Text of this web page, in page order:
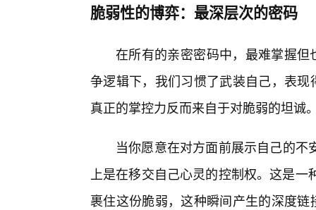
脆弱性的博弈：最深层次的密码
在所有的亲密密码中，最难掌握但
争逻辑下，我们习惯了武装自己，表
真正的掌控力反而来自于对脆弱的坦诚
当你愿意在对方面前展示自己的
上是在移交自己心灵的控制权。这是
裹住这份脆弱，这种瞬间产生的深度